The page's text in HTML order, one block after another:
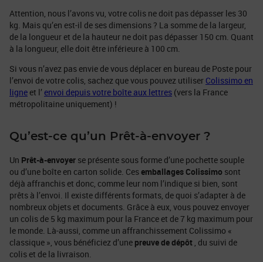
Attention, nous l’avons vu, votre colis ne doit pas dépasser les 30
kg. Mais qu’en est-il de ses dimensions ? La somme de la largeur,
de la longueur et de la hauteur ne doit pas dépasser 150 cm. Quant
à la longueur, elle doit être inférieure à 100 cm.
Si vous n’avez pas envie de vous déplacer en bureau de Poste pour
l’envoi de votre colis, sachez que vous pouvez utiliser Colissimo en
ligne et l’ envoi depuis votre boîte aux lettres (vers la France
métropolitaine uniquement) !
Qu’est-ce qu’un Prêt-à-envoyer ?
Un Prêt-à-envoyer se présente sous forme d’une pochette souple
ou d’une boîte en carton solide. Cesemballages Colissimo sont
déjà affranchis et donc, comme leur nom l’indique si bien, sont
prêts à l’envoi. Il existe différents formats, de quoi s’adapter à de
nombreux objets et documents. Grâce à eux, vous pouvez envoyer
un colis de 5 kg maximum pour la France et de 7 kg maximum pour
le monde. Là-aussi, comme un affranchissement Colissimo «
classique », vous bénéficiez d’une preuve de dépôt , du suivi de
colis et de la livraison.